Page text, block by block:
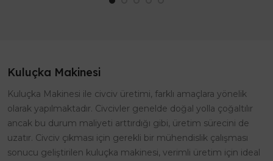
Kuluçka Makinesi
Kuluçka Makinesi ile civciv üretimi, farklı amaçlara yönelik
olarak yapılmaktadır. Civcivler genelde doğal yolla çoğaltılır
ancak bu durum maliyeti arttırdığı gibi, üretim sürecini de
uzatır. Civciv çıkması için gerekli bir mühendislik çalışması
sonucu geliştirilen kuluçka makinesi, verimli üretim için ideal